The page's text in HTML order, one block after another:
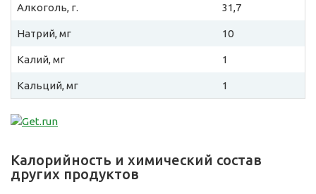
Алкоголь, г. 31,7
Натрий, мг 10
Калий, мг 1
Кальций, мг 1
Калорийность и химический состав
других продуктов